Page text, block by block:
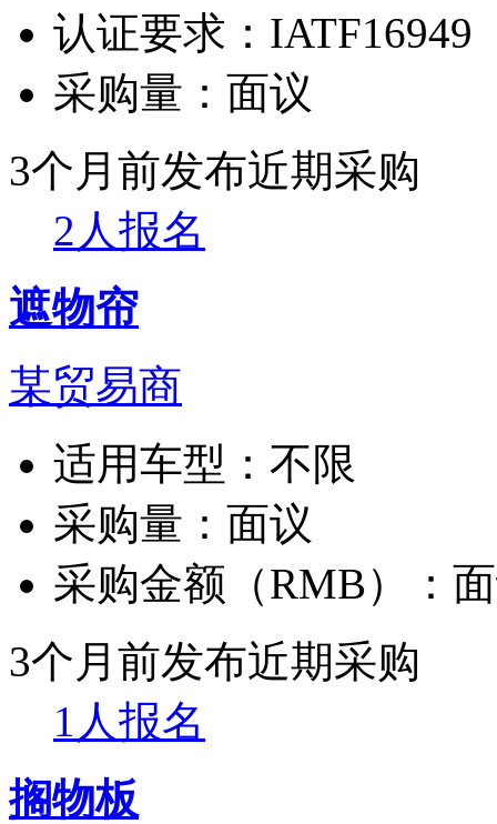
认证要求： IATF16949
采购量： 面议
3个月前发布近期采购
2人报名
遮物帘
某贸易商
适用车型： 不限
采购量： 面议
采购金额（RMB）：
3个月前发布近期采购
1人报名
搁物板